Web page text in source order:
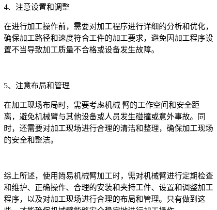
4、注意设置和调整
在进行加工操作前，需要对加工程序进行详细的分析和优化，
确保加工路径和速度符合工件的加工要求，避免因加工程序设
置不当导致加工质量不合格或设备发生故障。
5、注意布局和管理
在加工现场布局时，需要考虑机械 臂的工作空间和安全距
离，避免机械臂与其他设备或人员发生碰撞或意外事故。同
时，还需要对加工现场进行合理的清洁和整理，确保加工现场
的安全和整洁。
综上所述，使用简易机械臂加工时，需对机械臂进行定期检查
和维护、正确操作、合理的安装和夹持工件、设置和调整加工
程序，以及对加工现场进行合理的布局和管理。只有做到这